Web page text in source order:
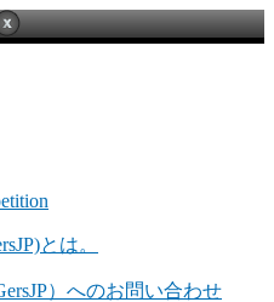
とは。
）へのお問い合わせ